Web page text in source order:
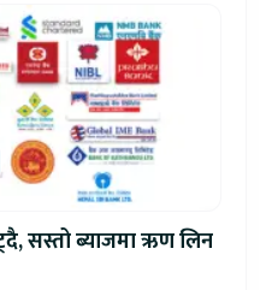
सस्तो ब्याजमा ऋण लिन